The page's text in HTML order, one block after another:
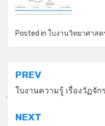
Posted in ใบงานวิทยาศาสต
แนะแนว
เรื่อง
PREV
ใบงานความรู้ เรื่องวัฏจัก
NEXT